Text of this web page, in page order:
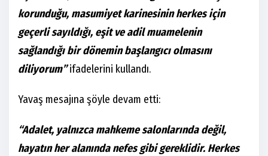
korunduğu, masumiyet karinesinin herkes için
geçerli sayıldığı, eşit ve adil muamelenin
sağlandığı bir dönemin başlangıcı olmasını
diliyorum” ifadelerini kullandı.
Yavaş mesajına şöyle devam etti:
“Adalet, yalnızca mahkeme salonlarında değil,
hayatın her alanında nefes gibi gereklidir. Herkes